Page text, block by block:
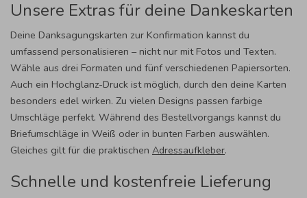
Unsere Extras für deine Dankeskarten
Deine Danksagungskarten zur Konfirmation kannst du
umfassend personalisieren – nicht nur mit Fotos und Texten.
Wähle aus drei Formaten und fünf verschiedenen Papiersorten.
Auch ein Hochglanz-Druck ist möglich, durch den deine Karten
besonders edel wirken. Zu vielen Designs passen farbige
Umschläge perfekt. Während des Bestellvorgangs kannst du
Briefumschläge in Weiß oder in bunten Farben auswählen.
Gleiches gilt für die praktischen Adressaufkleber.
Schnelle und kostenfreie Lieferung